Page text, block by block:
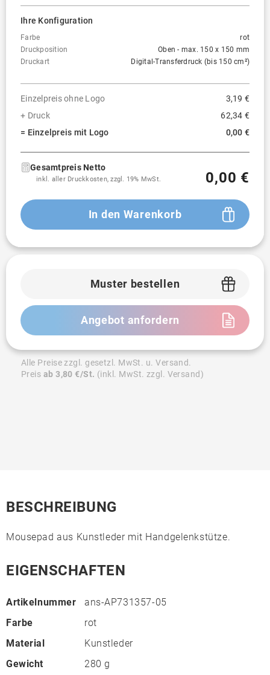
Transferdruck (bis 50 cm²)
Transferdruck (bis 600 cm²)
Transferdruck (bis 900 cm²)
Ihre Konfiguration
Farbe
rot
Druckposition
Oben - max. 150 x 150 mm
Druckart
Digital-Transferdruck (bis 150 cm²)
Einzelpreis ohne Logo
3,19 €
+ Druck
62,34 €
= Einzelpreis mit Logo
0,00 €
Gesamtpreis Netto
inkl. aller Druckkosten, zzgl. 19% MwSt. 0,00 €
In den Warenkorb
Muster bestellen
Angebot anfordern
Alle Preise zzgl. gesetzl. MwSt. u. Versand.
Preis ab 3,80 €/St. (inkl. MwSt. zzgl. Versand)
BESCHREIBUNG
Mousepad aus Kunstleder mit Handgelenkstütze.
EIGENSCHAFTEN
Artikelnummer
ans-AP731357-05
Farbe
rot
Material
Kunstleder
Gewicht
280 g